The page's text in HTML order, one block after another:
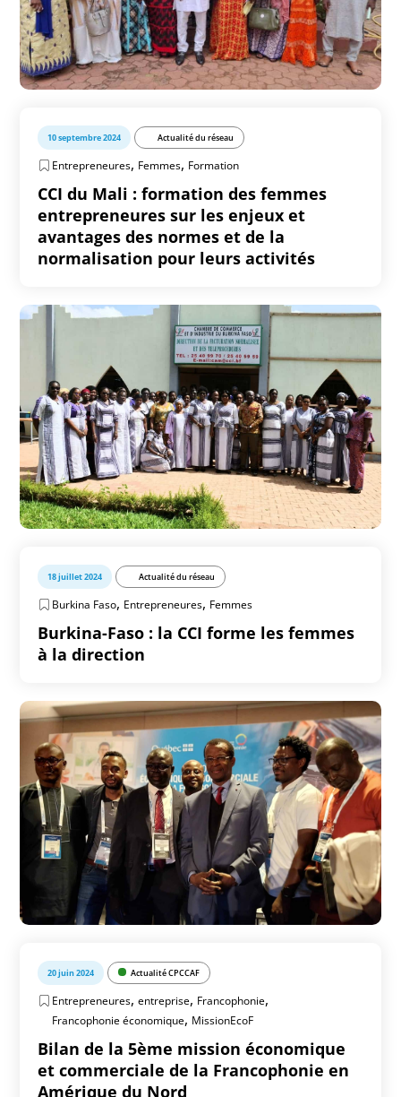
10 septembre 2024 Actualité du réseau
Entrepreneures, Femmes, Formation
CCI du Mali : formation des femmes
entrepreneures sur les enjeux et
avantages des normes et de la
normalisation pour leurs activités
18 juillet 2024 Actualité du réseau
Burkina Faso, Entrepreneures, Femmes
Burkina-Faso : la CCI forme les femmes
à la direction
20 juin 2024 Actualité CPCCAF
Entrepreneures,entreprise, Francophonie,
Francophonie économique, MissionEcoF
Bilan de la 5ème mission économique
et commerciale de la Francophonie en
Amérique du Nord